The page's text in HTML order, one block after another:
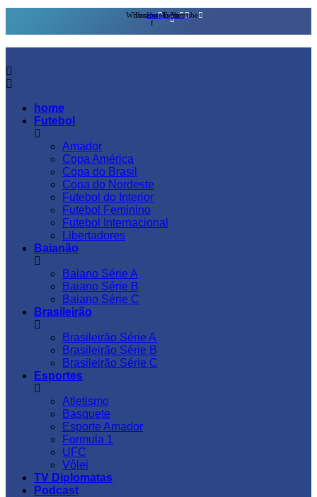
Whatsapp
Facebook-
f
Instagram
Twitter
Youtube
home
Futebol
Amador
Copa América
Copa do Brasil
Copa do Nordeste
Futebol do Interior
Futebol Feminino
Futebol Internacional
Libertadores
Baianão
Baiano Série A
Baiano Série B
Baiano Série C
Brasileirão
Brasileirão Série A
Brasileirão Série B
Brasileirão Série C
Esportes
Atletismo
Basquete
Esporte Amador
Formula 1
UFC
Vôlei
TV Diplomatas
Podcast